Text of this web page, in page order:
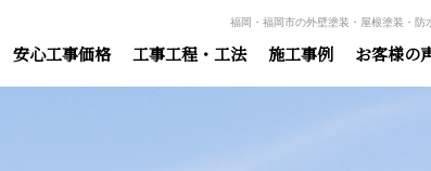
福岡・福岡市の外壁塗装・屋根塗装・防
安心工事価格 工事工程・工法 施工事例 お客様の